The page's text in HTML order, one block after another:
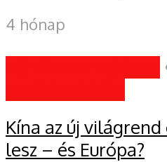
4 hónap
Kína az új
lesz – és Európa?